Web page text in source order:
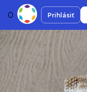
0 Prihlásiť